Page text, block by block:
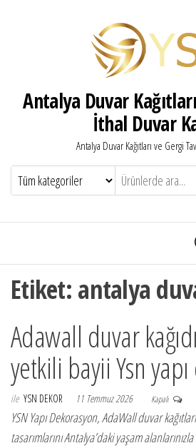
Antalya Duvar
İthal Duvar
Antalya Duvar Kağıtları ve Gergi
Etiket: antalya
Adawall duvar
yetkili bayii Ysn
ile YSN DEKOR 11 Temmuz 2026 Kapalı
YSN Yapı Dekorasyon, AdaWall duvar
tasarımlarını Antalya’daki yaşam